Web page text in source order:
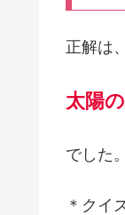
正解は、
太陽
でした。
＊クイ